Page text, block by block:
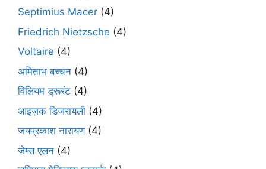
Septimius Macer (4)
Friedrich Nietzsche (4)
Voltaire (4)
अमिताभ बच्चन (4)
विलियम ड्रूरंट (4)
आइज़क डिजरायली (4)
जयप्रकाश नारायण(4)
जेम्स एलन (4)